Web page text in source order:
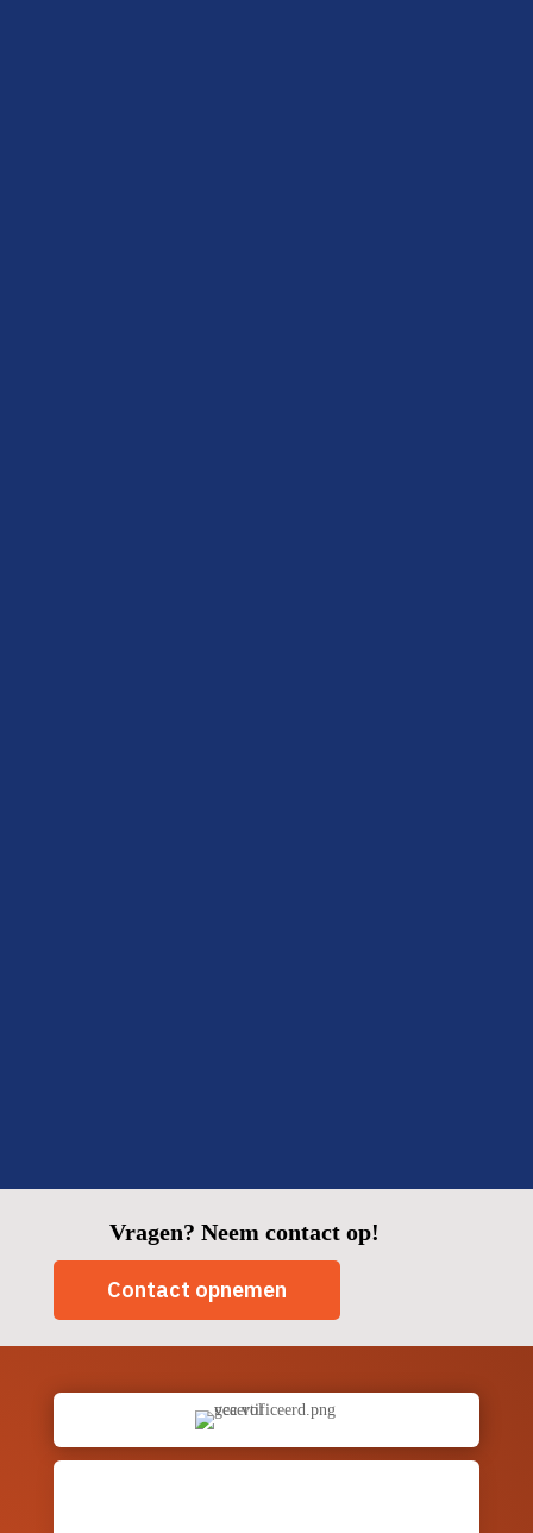
Vragen? Neem contact op!
Contact opnemen